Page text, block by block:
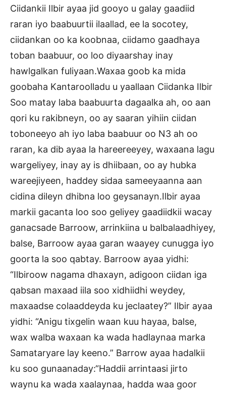
Ciidankii Ilbir ayaa jid gooyo u galay gaadiid
raran iyo baabuurtii ilaallad, ee la socotey,
ciidankan oo ka koobnaa, ciidamo gaadhaya
toban baabuur, oo loo diyaarshay inay
hawlgalkan fuliyaan.Waxaa goob ka mida
goobaha Kantaroolladu u yaallaan Ciidanka Ilbir
Soo matay laba baabuurta dagaalka ah, oo aan
qori ku rakibneyn, oo ay saaran yihiin ciidan
toboneeyo ah iyo laba baabuur oo N3 ah oo
raran, ka dib ayaa la hareereeyey, waxaana lagu
wargeliyey, inay ay is dhiibaan, oo ay hubka
wareejiyeen, haddey sidaa sameeyaanna aan
cidina dileyn dhibna loo geysanayn.Ilbir ayaa
markii gacanta loo soo geliyey gaadiidkii wacay
ganacsade Barroow, arrinkiina u balbalaadhiyey,
balse, Barroow ayaa garan waayey cunugga iyo
goorta la soo qabtay. Barroow ayaa yidhi:
“Ilbiroow nagama dhaxayn, adigoon ciidan iga
qabsan maxaad iila soo xidhiidhi weydey,
maxaadse colaaddeyda ku jeclaatey?” Ilbir ayaa
yidhi: “Anigu tixgelin waan kuu hayaa, balse,
wax walba waxaan ka wada hadlaynaa marka
Samataryare lay keeno.” Barrow ayaa hadalkii
ku soo gunaanaday:“Haddii arrintaasi jirto
waynu ka wada xaalaynaa, hadda waa goor